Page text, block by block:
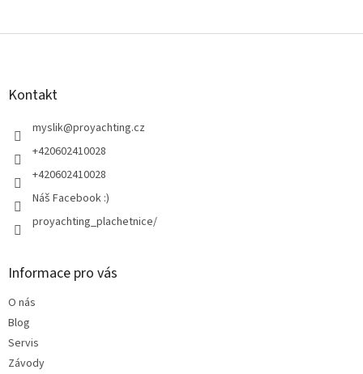
Z
Kontakt
myslik@proyachting.cz
+420602410028
+420602410028
Náš Facebook :)
proyachting_plachetnice/
Informace pro vás
O nás
Blog
Servis
Závody